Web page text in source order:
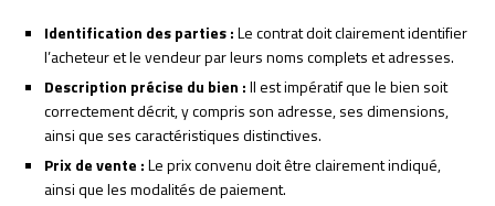
Identification des parties :Le contrat doit clairement identifier
l’acheteur et le vendeur par leurs noms complets et adresses.
Description précise du bien :Il est impératif que le bien soit
correctement décrit, y compris son adresse, ses dimensions,
ainsi que ses caractéristiques distinctives.
Prix de vente :Le prix convenu doit être clairement indiqué,
ainsi que les modalités de paiement.